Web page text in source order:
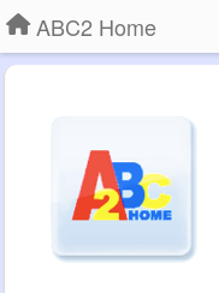
ABC2 Home